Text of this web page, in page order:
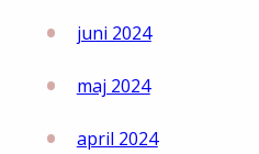
juni 2024
maj 2024
april 2024